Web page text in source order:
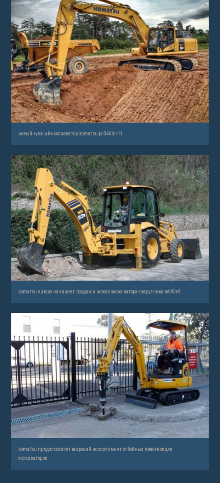
новый «умный» экскаватор komatsu pc360lci-11
komatsu europe начинает продажи нового экскаватора-погрузчика wb93r-8
komatsu предоставляет широкий ассортимент отбойных молотков для
экскаваторов